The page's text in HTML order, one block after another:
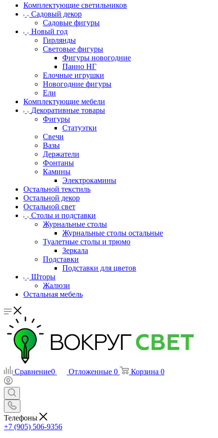
Комплектующие светильников
Садовый декор
Садовые фигуры
Новый год
Гирлянды
Световые фигуры
Фигуры новогодние
Панно НГ
Елочные игрушки
Новогодние фигуры
Ели
Комплектующие мебели
Декоративные товары
Фигуры
Статуэтки
Свечи
Вазы
Держатели
Фонтаны
Камины
Электрокамины
Остальной текстиль
Остальной декор
Остальной свет
Столы и подставки
Журнальные столы
Журнальные столы остальные
Туалетные столы и трюмо
Зеркала
Подставки
Подставки для цветов
Шторы
Жалюзи
Остальная мебель
Сравнение0 Отложенные 0 Корзина 0
Телефоны
+7 (905) 506-9356